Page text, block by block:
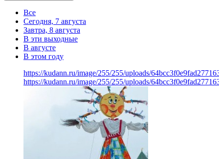
Все
Сегодня, 7 августа
Завтра, 8 августа
В эти выходные
В августе
В этом году
https://kudann.ru/image/255/255/uploads/
https://kudann.ru/image/255/255/uploads/